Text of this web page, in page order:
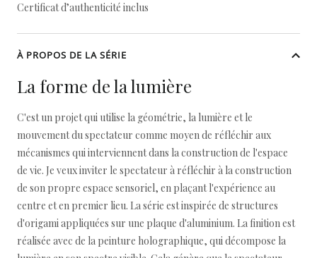
Certificat d’authenticité inclus
À PROPOS DE LA SÉRIE
La forme de la lumière
C'est un projet qui utilise la géométrie, la lumière et le
mouvement du spectateur comme moyen de réfléchir aux
mécanismes qui interviennent dans la construction de l'espace
de vie. Je veux inviter le spectateur à réfléchir à la construction
de son propre espace sensoriel, en plaçant l'expérience au
centre et en premier lieu. La série est inspirée de structures
d'origami appliquées sur une plaque d'aluminium. La finition est
réalisée avec de la peinture holographique, qui décompose la